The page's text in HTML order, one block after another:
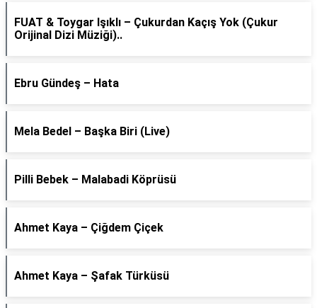
FUAT & Toygar Işıklı – Çukurdan Kaçış Yok (Çukur
Orijinal Dizi Müziği)..
Ebru Gündeş – Hata
Mela Bedel – Başka Biri (Live)
Pilli Bebek – Malabadi Köprüsü
Ahmet Kaya – Çiğdem Çiçek
Ahmet Kaya – Şafak Türküsü